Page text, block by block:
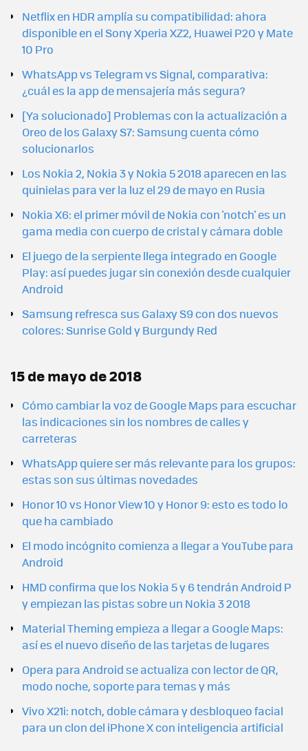
Netflix en HDR amplía su compatibilidad: ahora
disponible en el Sony Xperia XZ2, Huawei P20 y Mate
10 Pro
WhatsApp vs Telegram vs Signal, comparativa:
¿cuál es la app de mensajería más segura?
[Ya solucionado] Problemas con la actualización a
Oreo de los Galaxy S7: Samsung cuenta cómo
solucionarlos
Los Nokia 2, Nokia 3 y Nokia 5 2018 aparecen en las
quinielas para ver la luz el 29 de mayo en Rusia
Nokia X6: el primer móvil de Nokia con 'notch' es un
gama media con cuerpo de cristal y cámara doble
El juego de la serpiente llega integrado en Google
Play: así puedes jugar sin conexión desde cualquier
Android
Samsung refresca sus Galaxy S9 con dos nuevos
colores: Sunrise Gold y Burgundy Red
15 de mayo de 2018
Cómo cambiar la voz de Google Maps para escuchar
las indicaciones sin los nombres de calles y
carreteras
WhatsApp quiere ser más relevante para los grupos:
estas son sus últimas novedades
Honor 10 vs Honor View 10 y Honor 9: esto es todo lo
que ha cambiado
El modo incógnito comienza a llegar a YouTube para
Android
HMD confirma que los Nokia 5 y 6 tendrán Android P
y empiezan las pistas sobre un Nokia 3 2018
Material Theming empieza a llegar a Google Maps:
así es el nuevo diseño de las tarjetas de lugares
Opera para Android se actualiza con lector de QR,
modo noche, soporte para temas y más
Vivo X21i: notch, doble cámara y desbloqueo facial
para un clon del iPhone X con inteligencia artificial